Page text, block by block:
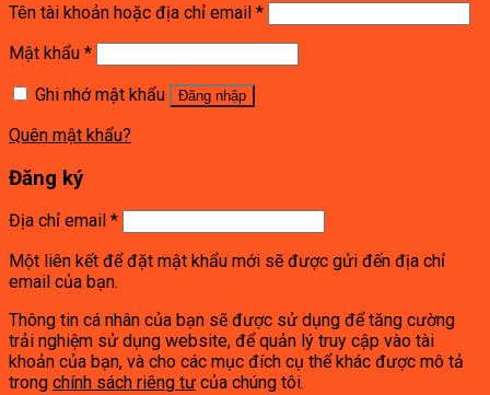
Tên tài khoản hoặc địa chỉ email *
Mật khẩu *
Ghi nhớ mật khẩu
Đăng nhập
Quên mật khẩu?
Đăng ký
Địa chỉ email *
Một liên kết để đặt mật khẩu mới sẽ được gửi đến địa chỉ
email của bạn.
Thông tin cá nhân của bạn sẽ được sử dụng để tăng cường
trải nghiệm sử dụng website, để quản lý truy cập vào tài
khoản của bạn, và cho các mục đích cụ thể khác được mô tả
trong chính sách riêng tư của chúng tôi.